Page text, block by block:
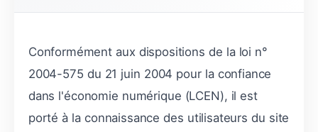
Conformément aux dispositions de la loi n°
2004-575 du 21 juin 2004 pour la confiance
dans l'économie numérique (LCEN), il est
porté à la connaissance des utilisateurs du site